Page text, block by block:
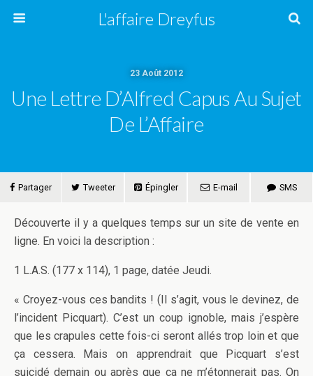
L'affaire Dreyfus
23 Août 2012
Une Lettre D’Alfred Capus Au Sujet
De L’Affaire
Partager Tweeter Épingler E-mail SMS
Découverte il y a quelques temps sur un site de vente en
ligne. En voici la description :
1 L.A.S. (177 x 114), 1 page, datée Jeudi.
« Croyez-vous ces bandits ! (Il s’agit, vous le devinez, de
l’incident Picquart). C’est un coup ignoble, mais j’espère
que les crapules cette fois-ci seront allés trop loin et que
ça cessera. Mais on apprendrait que Picquart s’est
suicidé demain ou après que ça ne m’étonnerait pas. On